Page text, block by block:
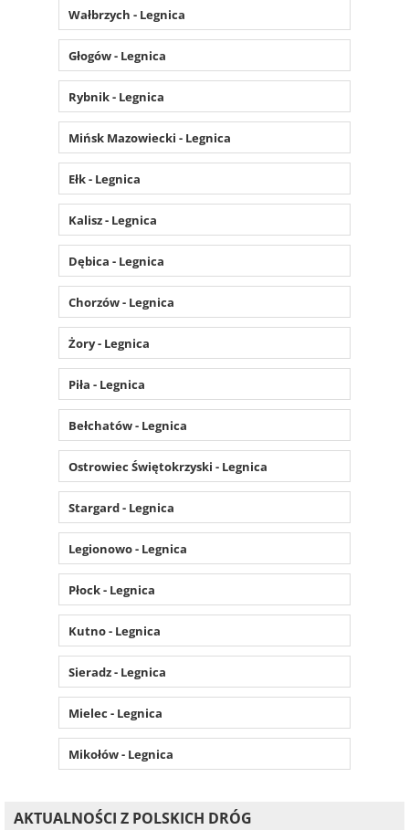
Wałbrzych - Legnica
Głogów - Legnica
Rybnik - Legnica
Mińsk Mazowiecki - Legnica
Ełk - Legnica
Kalisz - Legnica
Dębica - Legnica
Chorzów - Legnica
Żory - Legnica
Piła - Legnica
Bełchatów - Legnica
Ostrowiec Świętokrzyski - Legnica
Stargard - Legnica
Legionowo - Legnica
Płock - Legnica
Kutno - Legnica
Sieradz - Legnica
Mielec - Legnica
Mikołów - Legnica
AKTUALNOŚCI Z POLSKICH DRÓG